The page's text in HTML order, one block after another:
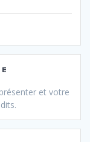
et votre